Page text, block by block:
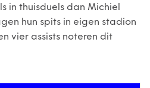
in thuisduels dan Michiel
hun spits in eigen stadion
vier assists noteren dit